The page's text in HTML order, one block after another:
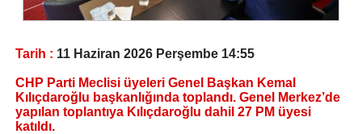
Tarih : 11 Haziran 2026 Perşembe 14:55
CHP Parti Meclisi üyeleri Genel Başkan Kemal
Kılıçdaroğlu başkanlığında toplandı. Genel Merkez’de
yapılan toplantıya Kılıçdaroğlu dahil 27 PM üyesi
katıldı.